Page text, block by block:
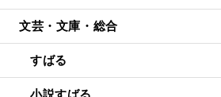
文芸・文庫・総合
すばる